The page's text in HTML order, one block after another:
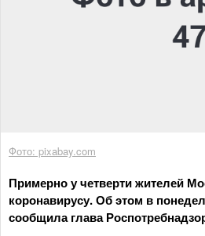
Фото: pixabay.com
Примерно у четверти жителей
коронавирусу. Об этом в
сообщила глава